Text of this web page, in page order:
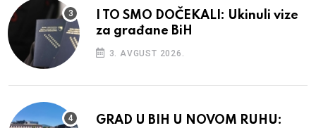
I TO SMO DOČEKALI: Ukinuli vize
za građane BiH
3. AVGUST 2026.
GRAD U BIH U NOVOM RUHU: